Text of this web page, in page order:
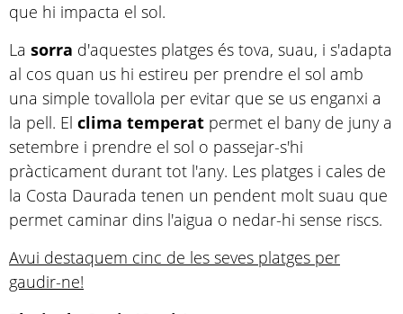
que hi impacta el sol.
La sorra d'aquestes platges és tova, suau, i s'adapta
al cos quan us hi estireu per prendre el sol amb
una simple tovallola per evitar que se us enganxi a
la pell. El clima temperat permet el bany de juny a
setembre i prendre el sol o passejar-s'hi
pràcticament durant tot l'any. Les platges i cales de
la Costa Daurada tenen un pendent molt suau que
permet caminar dins l'aigua o nedar-hi sense riscs.
Avui destaquem cinc de les seves platges per
gaudir-ne!